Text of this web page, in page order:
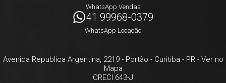
WhatsApp Vendas
41 99968-0379
WhatsApp Locação
Avenida Republica Argentina, 2219- Portão - Curitiba - PR- Ver no
Mapa
CRECI 643-J